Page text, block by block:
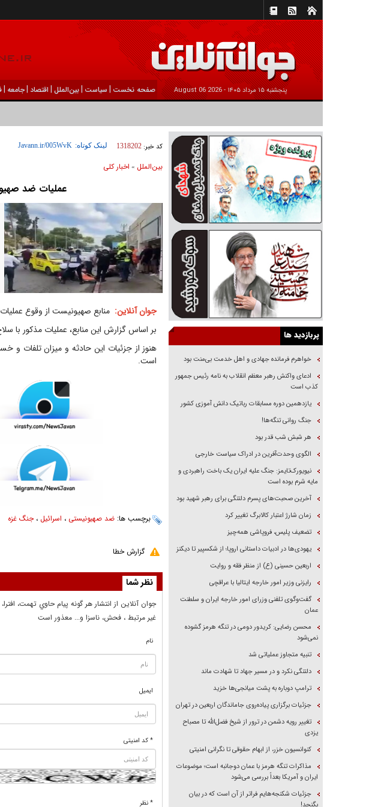
پنجشنبه ۱۵ مرداد ۱۴۰۵ - 2026 August 06 صفحه نخست | سیاست |بين‌الملل | اقتصاد |جامعه |
کد خبر: 1318202 لینک کوتاه:
بين‌الملل » اخبار كلی
عملیات ضد
جوان آنلاین: منابع صهیونیست از وقوع
بر اساس گزارش این منابع، عملیات مذکور با
هنوز از جزئیات این حادثه و میزان تلفات و
است.
برچسب ها: ضد صهیونیستی ، اسرائیل ،جنگ غزه
گزارش خطا
نظر شما
جوان آنلاين از انتشار هر گونه پيام حاوي تهمت،
غير مرتبط ، فحش، ناسزا و... معذور است
نام
ایمیل
* کد امنیتی
* نظر
پربازدید ها
خواهرم فرمانده جهادی و اهل خدمت بی‌منت بود
ادعای واکنش رهبر معظم انقلاب به نامه رئیس جمهور
کذب است
یازدهمین دوره مسابقات رباتیک دانش آموزی کشور
جنگ روانی تنگه‌ها!
هر شبش شب قدر بود
الگوی وحدت‌آفرین در ادراک سیاست خارجی
نیویورک‌تایمز: جنگ علیه ایران یک باخت راهبردی و
مایه شرم بوده است
آخرین صحبت‌های پسرم دلتنگی برای رهبر شهید بود
زمان شارژ اعتبار کالابرگ تغییر کرد
تضعیف پلیس، فروپاشی همه‌چیز
یهودی‌ها در ادبیات داستانی اروپا؛ از شکسپیر تا دیکنز
اربعین حسینی (ع) از منظر فقه و روایت
رایزنی وزیر امور خارجه ایتالیا با عراقچی
گفت‌وگوی تلفنی وزرای امور خارجه ایران و سلطنت
عمان
محسن رضایی: کریدور دومی در تنگه هرمز گشوده
نمی‌شود
تنبیه متجاوز عملیاتی شد
دلتنگی نکرد و در مسیر جهاد تا شهادت ماند
ترامپ دوباره به پشت میانجی‌ها خزید
جزئیات برگزاری پیاده‌روی جاماندگان اربعین در تهران
تغییر رویه دشمن در ترور از شیخ فضل‌الله تا مصباح
یزدی
کنوانسیون خزر، از ابهام حقوقی تا نگرانی امنیتی
مذاکرات تنگه هرمز با عمان دوجانبه است؛ موضوعات
ایران و آمریکا بعداً بررسی می‌شود
جزئیات شکنجه‌هایم فراتر از آن است که در بیان
بگنجد!